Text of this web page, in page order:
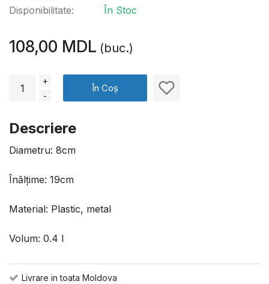
Disponibilitate:
În Stoc
108,00 MDL (buc.)
+
-
În Coș
Descriere
Diametru: 8cm
Înălțime: 19cm
Material: Plastic, metal
Volum: 0.4 l
Livrare in toata Moldova